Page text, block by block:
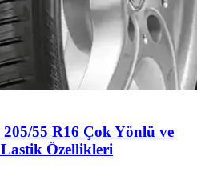
55 R16 Çok Yönlü ve
Özellikleri